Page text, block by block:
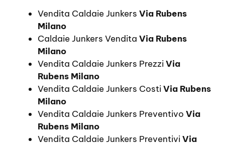
Vendita Caldaie Junkers Via Rubens
Milano
Caldaie Junkers Vendita Via Rubens
Milano
Vendita Caldaie Junkers PrezziVia
Rubens Milano
Vendita Caldaie Junkers CostiVia Rubens
Milano
Vendita Caldaie Junkers Preventivo Via
Rubens Milano
Vendita Caldaie Junkers PreventiviVia